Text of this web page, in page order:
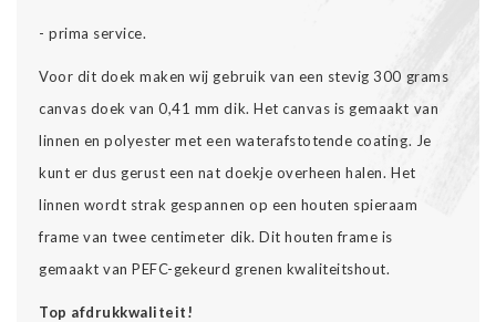
- prima service.
Voor dit doek maken wij gebruik van een stevig 300 grams
canvas doek van 0,41 mm dik. Het canvas is gemaakt van
linnen en polyester met een waterafstotende coating. Je
kunt er dus gerust een nat doekje overheen halen. Het
linnen wordt strak gespannen op een houten spieraam
frame van twee centimeter dik. Dit houten frame is
gemaakt van PEFC-gekeurd grenen kwaliteitshout.
Top afdrukkwaliteit!